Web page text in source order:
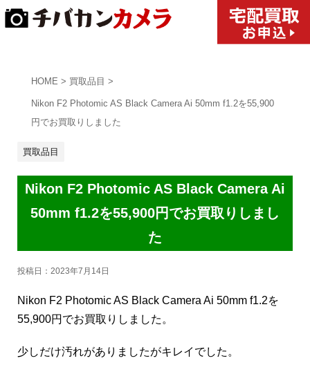
HOME > 買取品目 >
Nikon F2 Photomic AS Black Camera Ai 50mm f1.2を55,900
円でお買取りしました
買取品目
Nikon F2 Photomic AS Black Camera Ai
50mm f1.2を55,900円でお買取りしまし
た
投稿日： 2023年7月14日
Nikon F2 Photomic AS Black Camera Ai 50mm f1.2を
55,900円でお買取りしました。
少しだけ汚れがありましたがキレイでした。